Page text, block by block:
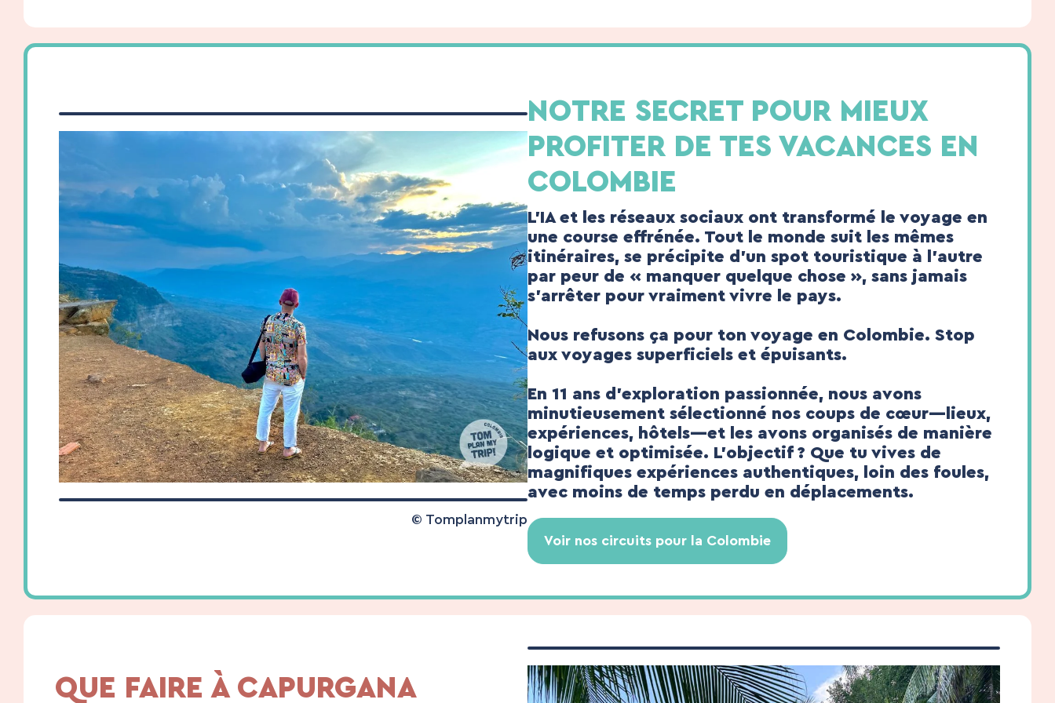
NOTRE SECRET POUR MIEUX
PROFITER DE TES VACANCES EN
COLOMBIE
L’IA et les réseaux sociaux ont transformé le voyage en
une course effrénée. Tout le monde suit les mêmes
itinéraires, se précipite d’un spot touristique à l’autre
par peur de « manquer quelque chose », sans jamais
s’arrêter pour vraiment vivre le pays.
Nous refusons ça pour ton voyage en Colombie. Stop
aux voyages superficiels et épuisants.
En 11 ans d’exploration passionnée, nous avons
minutieusement sélectionné nos coups de cœur—lieux,
expériences, hôtels—et les avons organisés de manière
logique et optimisée. L’objectif ? Que tu vives de
magnifiques expériences authentiques, loin des foules,
avec moins de temps perdu en déplacements.
Voir nos circuits pour la Colombie
© Tomplanmytrip
QUE FAIRE À CAPURGANA